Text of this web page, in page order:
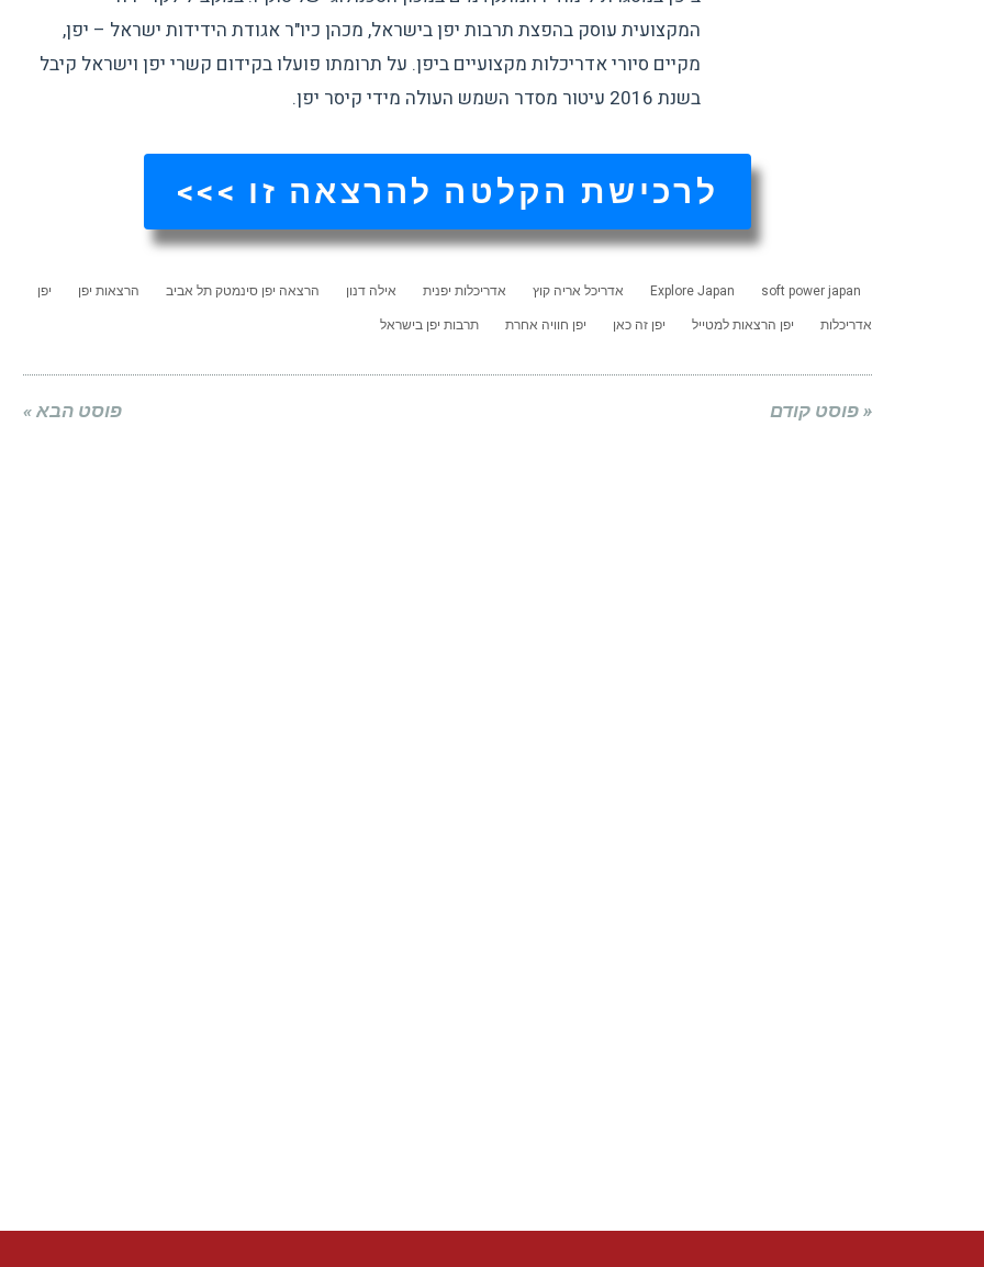
המקצועית עוסק בהפצת תרבות יפן בישראל, מכהן כיו"ר אגודת הידידות ישראל – יפן,
מקיים סיורי אדריכלות מקצועיים ביפן. על תרומתו פועלו בקידום קשרי יפן וישראל קיבל
בשנת 2016 עיטור מסדר השמש העולה מידי קיסר יפן.
לרכישת הקלטה להרצאה זו >>>
Explore Japan soft power japan אדריכל אריה קוץ אדריכלות יפנית אילה דנון הרצאה יפן סינמטק תל אביב הרצאות יפן יפן
אדריכלות יפן הרצאות למטייל יפן זה כאן יפן חוויה אחרת תרבות יפן בישראל
« פוסט קודם פוסט הבא »